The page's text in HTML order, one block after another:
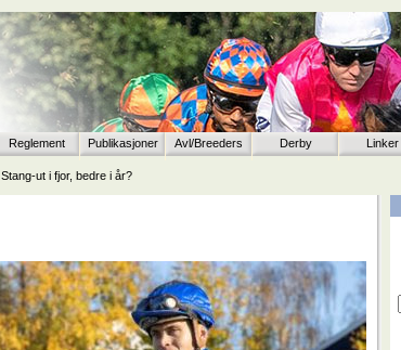
Reglement Publikasjoner Avl/Breeders Derby Linker
Stang-ut i fjor, bedre i år?